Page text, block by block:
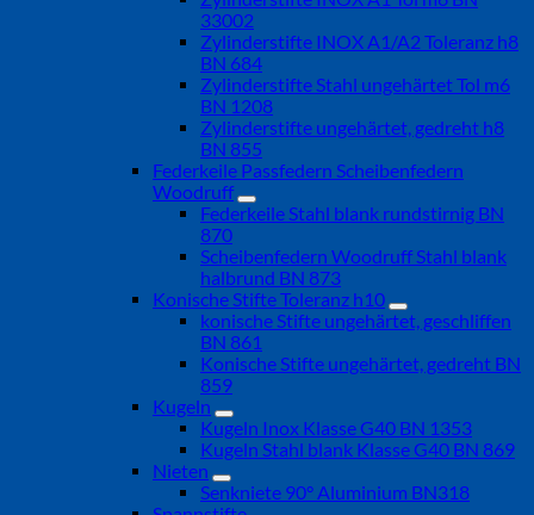
33002
Zylinderstifte INOX A1/A2 Toleranz h8
BN 684
Zylinderstifte Stahl ungehärtet Tol m6
BN 1208
Zylinderstifte ungehärtet, gedreht h8
BN 855
Federkeile Passfedern Scheibenfedern
Woodruff
Federkeile Stahl blank rundstirnig BN
870
Scheibenfedern Woodruff Stahl blank
halbrund BN 873
Konische Stifte Toleranz h10
konische Stifte ungehärtet, geschliffen
BN 861
Konische Stifte ungehärtet, gedreht BN
859
Kugeln
Kugeln Inox Klasse G40 BN 1353
Kugeln Stahl blank Klasse G40 BN 869
Nieten
Senkniete 90° Aluminium BN318